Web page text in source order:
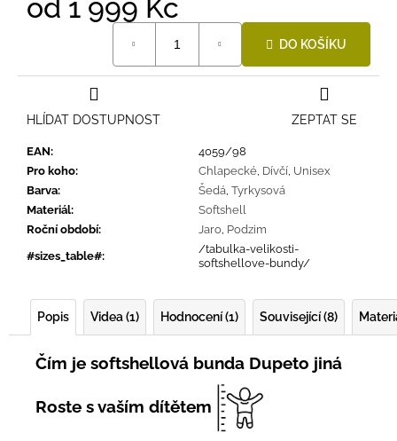
od 1 999 Kč
DO KOŠÍKU
EAN:
4059/98
Pro koho: Chlapecké, Dívčí, Unisex
Barva: Šedá, Tyrkysová
Materiál:
Softshell
Roční období: Jaro, Podzim
#sizes_table#:
/tabulka-velikosti-
softshellove-bundy/
ZEPTAT SE
HLÍDAT DOSTUPNOST
Popis Videa (1) Hodnocení (1) Související (8)
Čím je softshellová bunda Dupeto jiná
Roste s vaším dítětem